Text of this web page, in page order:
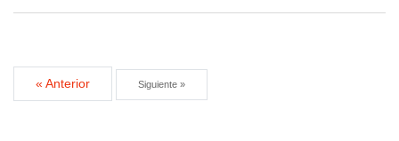
« Anterior Siguiente »